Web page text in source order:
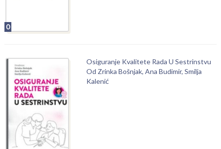
0
Osiguranje Kvalitete Rada U Sestrinstvu
Od Zrinka Bošnjak, Ana Budimir, Smilja
Kalenić